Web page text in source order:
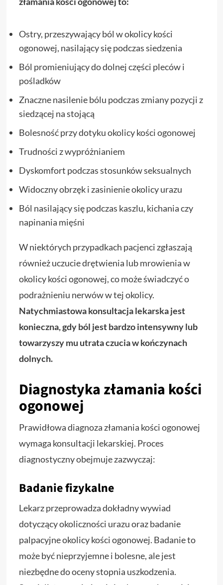
Ostry, przeszywający ból w okolicy kości
ogonowej, nasilający się podczas siedzenia
Ból promieniujący do dolnej części pleców i
pośladków
Znaczne nasilenie bólu podczas zmiany pozycji z
siedzącej na stojącą
Bolesność przy dotyku okolicy kości ogonowej
Trudności z wypróżnianiem
Dyskomfort podczas stosunków seksualnych
Widoczny obrzęk i zasinienie okolicy urazu
Ból nasilający się podczas kaszlu, kichania czy
napinania mięśni
W niektórych przypadkach pacjenci zgłaszają
również uczucie drętwienia lub mrowienia w
okolicy kości ogonowej, co może świadczyć o
podrażnieniu nerwów w tej okolicy.
Natychmiastowa konsultacja lekarska jest
konieczna, gdy ból jest bardzo intensywny lub
towarzyszy mu utrata czucia w kończynach
dolnych.
Diagnostyka złamania kości
ogonowej
Prawidłowa diagnoza złamania kości ogonowej
wymaga konsultacji lekarskiej. Proces
diagnostyczny obejmuje zazwyczaj:
Badanie fizykalne
Lekarz przeprowadza dokładny wywiad
dotyczący okoliczności urazu oraz badanie
palpacyjne okolicy kości ogonowej. Badanie to
może być nieprzyjemne i bolesne, ale jest
niezbędne do oceny stopnia uszkodzenia.